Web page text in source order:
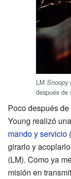
LM Snoopy
después de
Poco después
Young realizó
mando y servicio
girarlo y
(LM). Como ya
misión en